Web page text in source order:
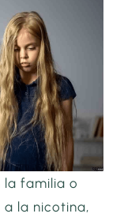
la familia o
la nicotina,